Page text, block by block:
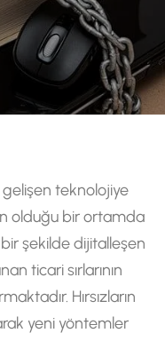
gelişen teknolojiye
olduğu bir ortamda
bir şekilde dijitalleşen
ticari sırlarının
Hırsızların
yeni yöntemler